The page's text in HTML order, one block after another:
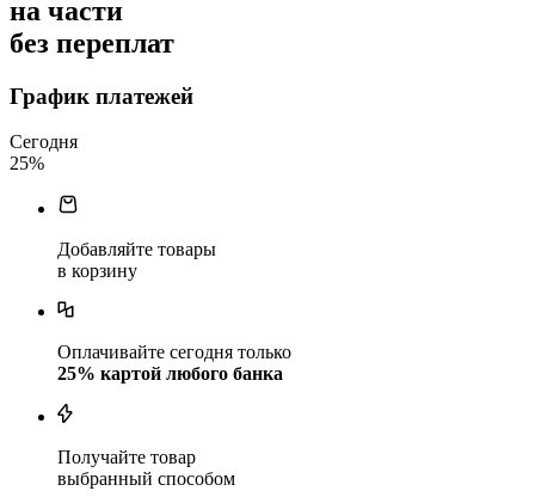
на части
без переплат
График платежей
Сегодня
25%
Добавляйте товары
в корзину
Оплачивайте сегодня только
25% картой любого банка
Получайте товар
выбранный способом